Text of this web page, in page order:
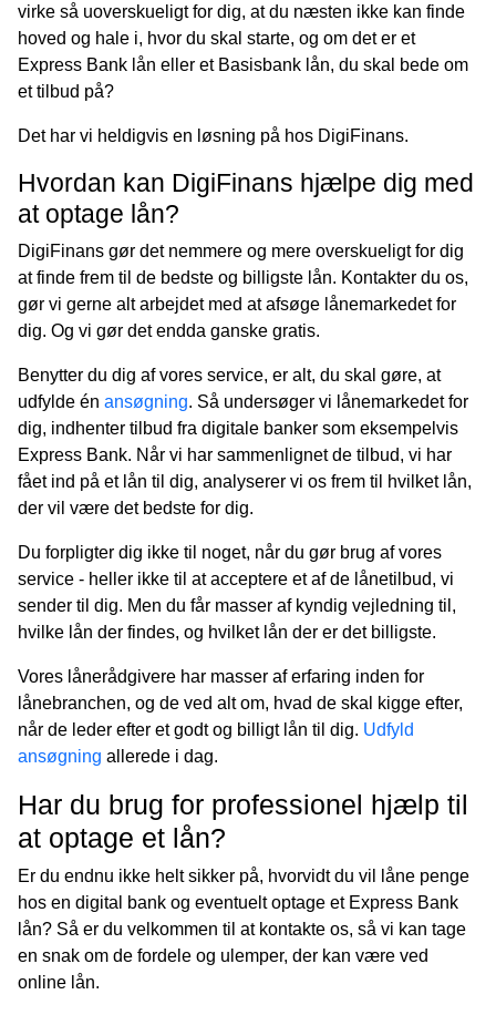
virke så uoverskueligt for dig, at du næsten ikke kan finde
hoved og hale i, hvor du skal starte, og om det er et
Express Bank lån eller et Basisbank lån, du skal bede om
et tilbud på?
Det har vi heldigvis en løsning på hos DigiFinans.
Hvordan kan DigiFinans hjælpe dig med
at optage lån?
DigiFinans gør det nemmere og mere overskueligt for dig
at finde frem til de bedste og billigste lån. Kontakter du os,
gør vi gerne alt arbejdet med at afsøge lånemarkedet for
dig. Og vi gør det endda ganske gratis.
Benytter du dig af vores service, er alt, du skal gøre, at
udfylde én ansøgning. Så undersøger vi lånemarkedet for
dig, indhenter tilbud fra digitale banker som eksempelvis
Express Bank. Når vi har sammenlignet de tilbud, vi har
fået ind på et lån til dig, analyserer vi os frem til hvilket lån,
der vil være det bedste for dig.
Du forpligter dig ikke til noget, når du gør brug af vores
service - heller ikke til at acceptere et af de lånetilbud, vi
sender til dig. Men du får masser af kyndig vejledning til,
hvilke lån der findes, og hvilket lån der er det billigste.
Vores lånerådgivere har masser af erfaring inden for
lånebranchen, og de ved alt om, hvad de skal kigge efter,
når de leder efter et godt og billigt lån til dig. Udfyld
ansøgning allerede i dag.
Har du brug for professionel hjælp til
at optage et lån?
Er du endnu ikke helt sikker på, hvorvidt du vil låne penge
hos en digital bank og eventuelt optage et Express Bank
lån? Så er du velkommen til at kontakte os, så vi kan tage
en snak om de fordele og ulemper, der kan være ved
online lån.